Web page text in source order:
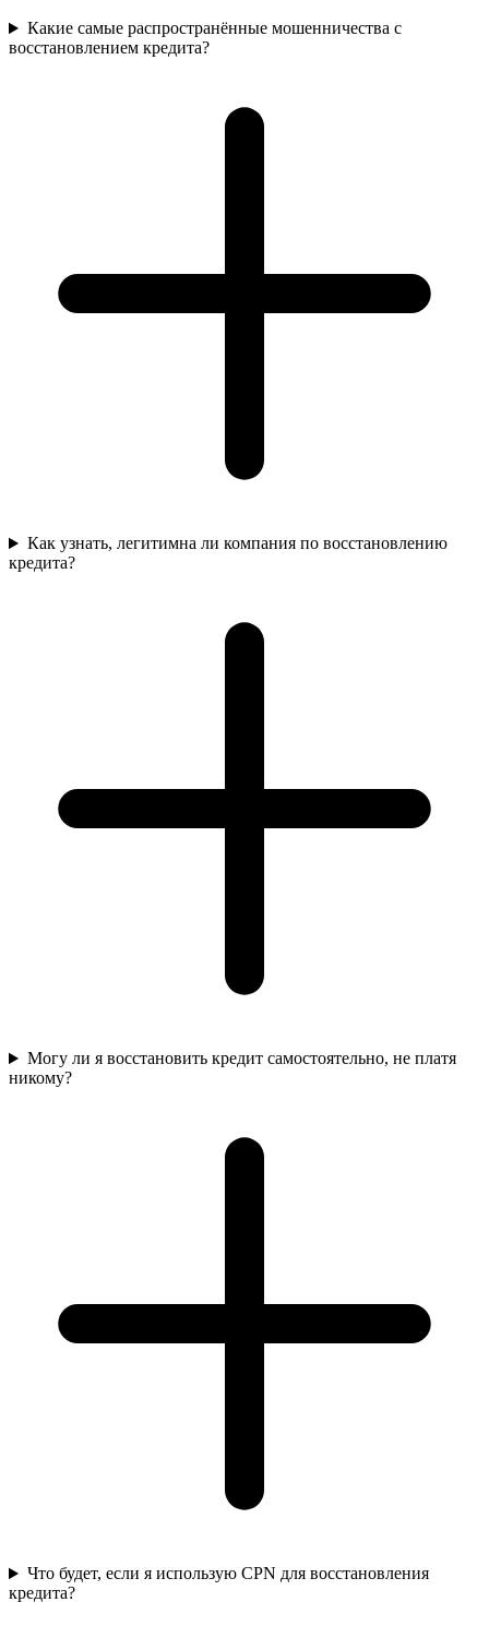
Какие самые распространённые мошенничества с
восстановлением кредита?
Как узнать, легитимна ли компания по восстановлению
кредита?
Могу ли я восстановить кредит самостоятельно, не платя
никому?
Что будет, если я использую CPN для восстановления
кредита?